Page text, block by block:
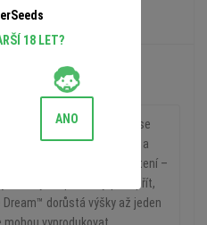
sativa. Vyznačuje se
a okamžitým, uvolňujícím a
má krátkou dobu kvetení –
je zapotřebí ji podepřít,
dorůstá výšky až jeden
18 LET?
ANO